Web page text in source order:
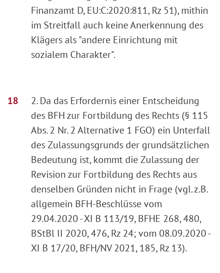
Finanzamt D, EU:C:2020:811, Rz 51), mithin
im Streitfall auch keine Anerkennung des
Klägers als "andere Einrichtung mit
sozialem Charakter".
2. Da das Erfordernis einer Entscheidung
des BFH zur Fortbildung des Rechts (§ 115
Abs. 2 Nr. 2 Alternative 1 FGO) ein Unterfall
des Zulassungsgrunds der grundsätzlichen
Bedeutung ist, kommt die Zulassung der
Revision zur Fortbildung des Rechts aus
denselben Gründen nicht in Frage (vgl. z.B.
allgemein BFH-Beschlüsse vom
29.04.2020 - XI B 113/19, BFHE 268, 480,
BStBl II 2020, 476, Rz 24; vom 08.09.2020 -
XI B 17/20, BFH/NV 2021, 185, Rz 13).